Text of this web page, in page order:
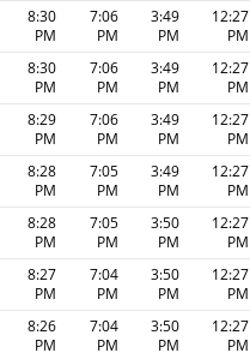
12:27
PM
3:49
PM
7:06
PM
8:30
PM
12:27
PM
3:49
PM
7:06
PM
8:30
PM
12:27
PM
3:49
PM
7:06
PM
8:29
PM
12:27
PM
3:49
PM
7:05
PM
8:28
PM
12:27
PM
3:50
PM
7:05
PM
8:28
PM
12:27
PM
3:50
PM
7:04
PM
8:27
PM
12:27
PM
3:50
PM
7:04
PM
8:26
PM